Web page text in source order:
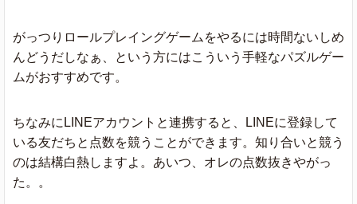
がっつりロールプレイングゲームをやるには時間ないしめ
んどうだしなぁ、という方にはこういう手軽なパズルゲー
ムがおすすめです。
ちなみにLINEアカウントと連携すると、LINEに登録して
いる友だちと点数を競うことができます。知り合いと競う
のは結構白熱しますよ。あいつ、オレの点数抜きやがっ
た。。